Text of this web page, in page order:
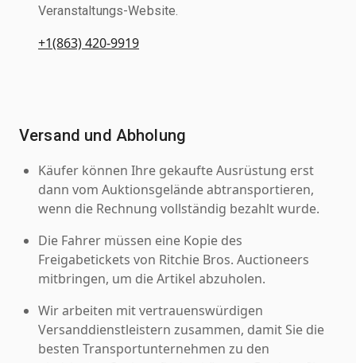
Veranstaltungs-Website.
+1(863) 420-9919
Versand und Abholung
Käufer können Ihre gekaufte Ausrüstung erst
dann vom Auktionsgelände abtransportieren,
wenn die Rechnung vollständig bezahlt wurde.
Die Fahrer müssen eine Kopie des
Freigabetickets von Ritchie Bros. Auctioneers
mitbringen, um die Artikel abzuholen.
Wir arbeiten mit vertrauenswürdigen
Versanddienstleistern zusammen, damit Sie die
besten Transportunternehmen zu den